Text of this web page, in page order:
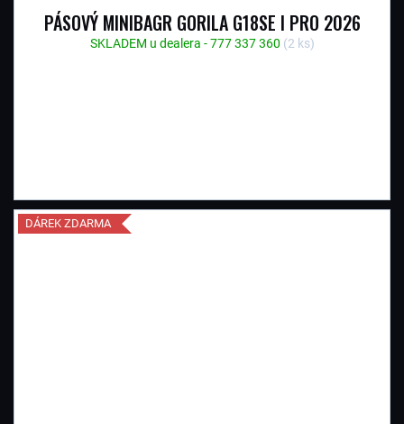
PÁSOVÝ MINIBAGR GORILA G18SE I PRO 2026
SKLADEM u dealera - 777 337 360 (2 ks)
DÁREK ZDARMA